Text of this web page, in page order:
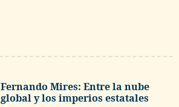
Fernando Mires: Entre la nube
global y los imperios estatales